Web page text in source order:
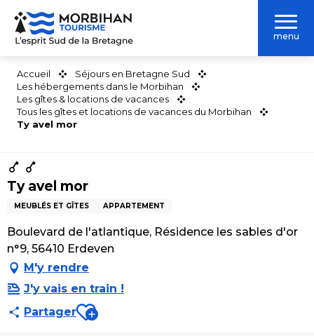
Aller
contenu
menu
Accueil
Séjours en Bretagne Sud
Les hébergements dans le Morbihan
Les gîtes & locations de vacances
Tous les gîtes et locations de vacances du Morbihan
Ty avel mor
Ty avel mor
MEUBLÉS ET GÎTES APPARTEMENT
Boulevard de l'atlantique, Résidence les sables d'or
n°9, 56410 Erdeven
M'y rendre
J'y vais en train !
PartagerAjouter aux favoris